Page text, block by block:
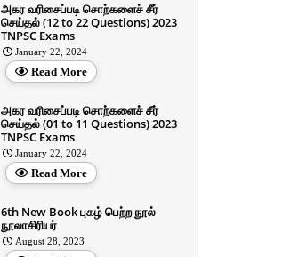
அகர வரிசைப்படி சொற்களைச் சீர்
செய்தல் (12 to 22 Questions) 2023
TNPSC Exams
January 22, 2024
Read More
அகர வரிசைப்படி சொற்களைச் சீர்
செய்தல் (01 to 11 Questions) 2023
TNPSC Exams
January 22, 2024
Read More
6th New Book புகழ் பெற்ற நூல்
நூலாசிரியர்
August 28, 2023